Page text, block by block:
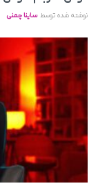
نوشته شده توسط ساینا چمنی